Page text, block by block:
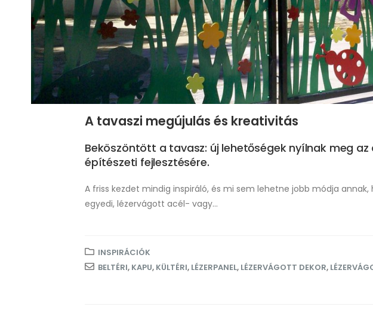
A tavaszi megújulás és kreativitás
Beköszöntött a tavasz: új lehetőségek nyílnak meg
építészeti fejlesztésére.
A friss kezdet mindig inspiráló, és mi sem lehetne jobb módja
egyedi, lézervágott acél- vagy...
INSPIRÁCIÓK
BELTÉRI, KAPU, KÜLTÉRI, LÉZERPANEL, LÉZERVÁGOTT DEKOR,